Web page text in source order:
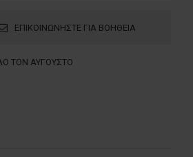
ΕΠΙΚΟΙΝΩΝΗΣΤΕ ΓΙΑ ΒΟΗΘΕΙΑ
ΤΟΝ ΑΥΓΟΥΣΤΟ